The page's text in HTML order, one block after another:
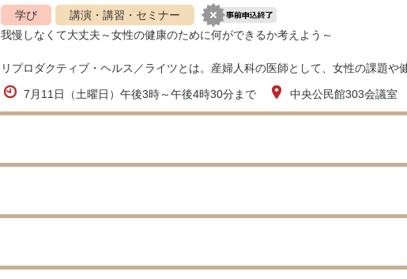
学び
講演・講習・セミナー
我慢しなくて大丈夫～女性の健康のために何ができるか考えよう～
リプロダクティブ・ヘルス／ライツとは。産婦人科の医師として、女性の課題
7月11日（土曜日）午後3時～午後4時30分まで 中央公民館303会議室